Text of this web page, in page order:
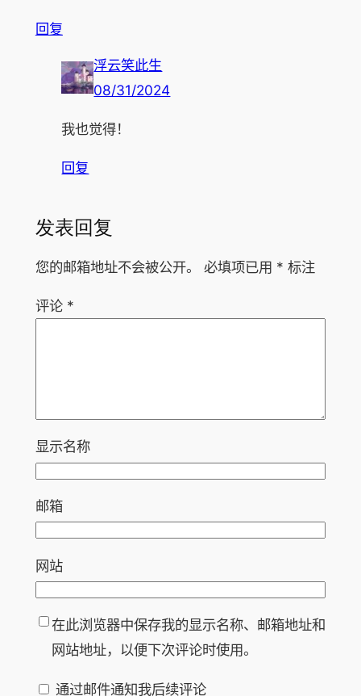
回复
浮云笑此生
08/31/2024
我也觉得！
回复
发表回复
您的邮箱地址不会被公开。 必填项已用 * 标注
评论 *
显示名称
邮箱
网站
在此浏览器中保存我的显示名称、邮箱地址和
网站地址，以便下次评论时使用。
通过邮件通知我后续评论